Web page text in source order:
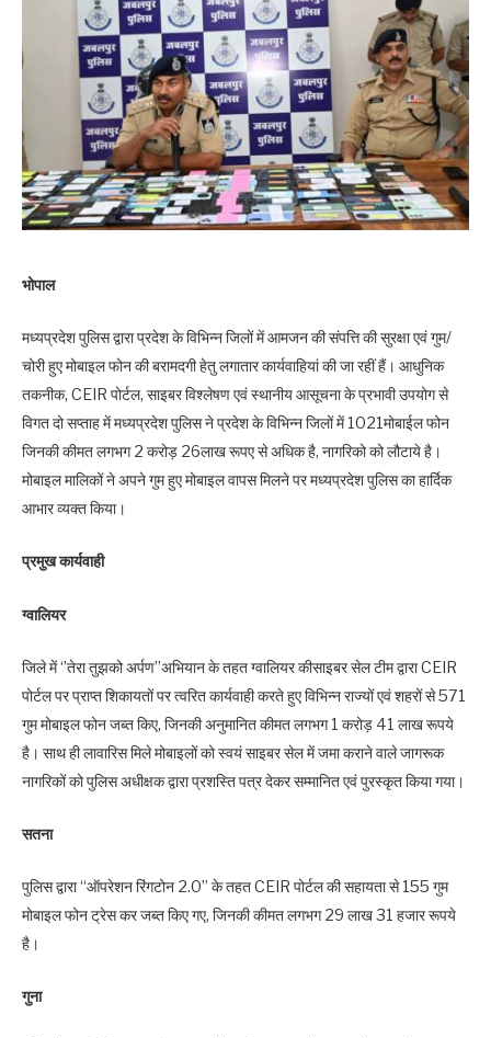
भोपाल
मध्यप्रदेश पुलिस द्वारा प्रदेश के विभिन्न जिलों में आमजन की संपत्ति की सुरक्षा एवं गुम/
चोरी हुए मोबाइल फोन की बरामदगी हेतु लगातार कार्यवाहियां की जा रहीं हैं। आधुनिक
तकनीक, CEIR पोर्टल, साइबर विश्लेषण एवं स्थानीय आसूचना के प्रभावी उपयोग से
विगत दो सप्‍ताह में मध्‍यप्रदेश पुलिस ने प्रदेश के विभिन्‍न जिलों में 1021मोबाईल फोन
जिनकी कीमत लगभग 2 करोड़ 26लाख रूपए से अधिक है, नागरिको को लौटाये है।
मोबाइल मालिकों ने अपने गुम हुए मोबाइल वापस मिलने पर मध्‍यप्रदेश पुलिस का हार्दिक
आभार व्‍यक्‍त किया।
प्रमुख कार्यवाही
ग्वालियर
जिले में ‘’तेरा तुझको अर्पण’’अभियान के तहत ग्वालियर कीसाइबर सेल टीम द्वारा CEIR
पोर्टल पर प्राप्त शिकायतों पर त्वरित कार्यवाही करते हुए विभिन्न राज्यों एवं शहरों से 571
गुम मोबाइल फोन जब्‍त किए, जिनकी अनुमानित कीमत लगभग 1 करोड़ 41 लाख रूपये
है। साथ ही लावारिस मिले मोबाइलों को स्वयं साइबर सेल में जमा कराने वाले जागरूक
नागरिकों को पुलिस अधीक्षक द्वारा प्रशस्ति पत्र देकर सम्मानित एवं पुरस्कृत किया गया।
सतना
पुलिस द्वारा “ऑपरेशन रिंगटोन 2.0” के तहत CEIR पोर्टल की सहायता से 155 गुम
मोबाइल फोन ट्रेस कर जब्‍त किए गए, जिनकी कीमत लगभग 29 लाख 31 हजार रूपये
है।
गुना